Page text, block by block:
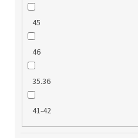
45
46
35.36
41-42